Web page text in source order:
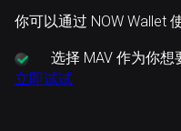
你可以通过 NOW Wallet
选择 MAV 作为你想
立即试试